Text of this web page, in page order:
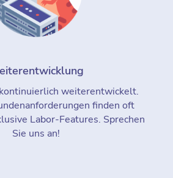
weiterentwickelt.
finden oft
Labor-Features. Sprechen
Sie uns an!